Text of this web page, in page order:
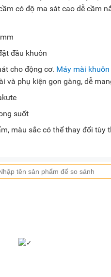
có độ ma sát cao dễ cầm
đầu khuôn
cho động cơ. Máy mài
và phụ kiện gọn gàng, dễ
suốt
màu sắc có thể thay đổi tùy